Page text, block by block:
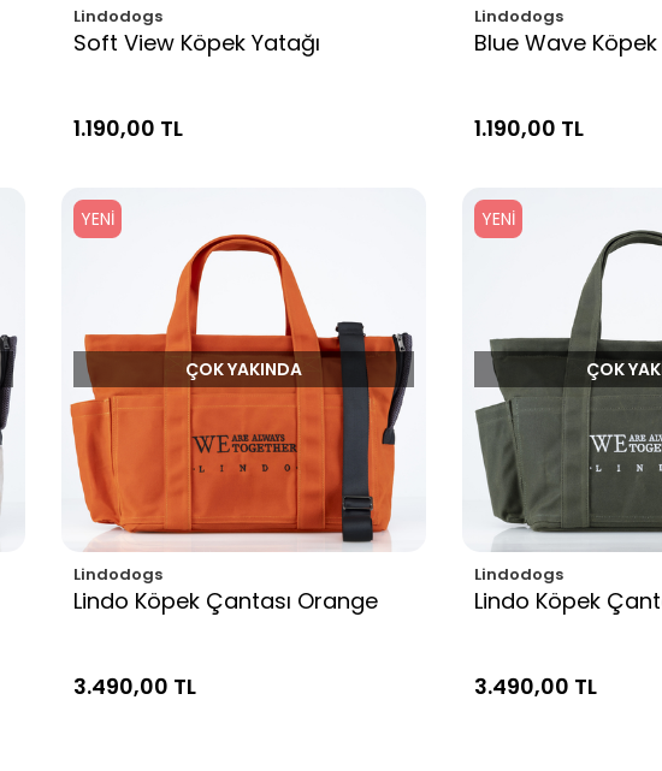
Lindodogs
Soft View Köpek Yatağı
1.190,00 TL
Lindodogs
Blue Wave Köpek
1.190,00 TL
YENI
ÇOK YAKINDA
Lindodogs
Lindo Köpek Çantası Orange
3.490,00 TL
YENI
ÇOK
Lindodogs
Lindo Köpek
3.490,00 TL